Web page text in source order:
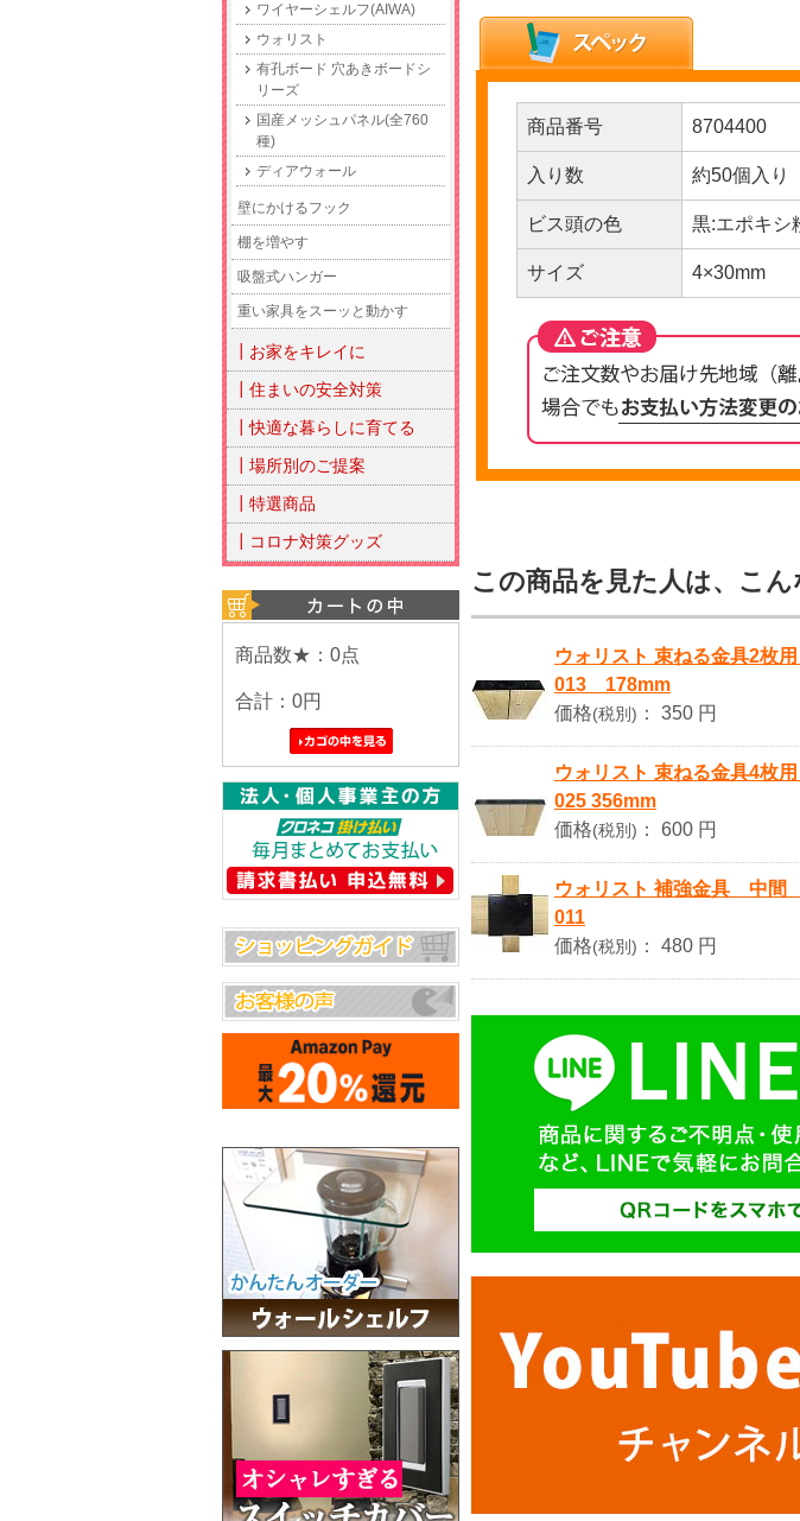
ワイヤーシェルフ(AIWA)
ウォリスト
有孔ボード 穴あきボードシ
リーズ
国産メッシュパネル(全760
種)
ディアウォール
壁にかけるフック
棚を増やす
吸盤式ハンガー
重い家具をスーッと動かす
┃お家をキレイに
┃住まいの安全対策
┃快適な暮らしに育てる
┃場所別のご提案
┃特選商品
┃コロナ対策グッズ
商品数★：0点
合計： 0円
商品番号 8704400
入り数 約50個入り
ビス頭の色 黒:エポキシ
サイズ 4×30mm
この商品を見た人は、こん
ウォリスト 束ねる金具2枚
013 178mm
価格(税別) ： 350 円
ウォリスト 束ねる金具4枚
025 356mm
価格(税別) ： 600 円
ウォリスト 補強金具 中間
011
価格(税別) ： 480 円